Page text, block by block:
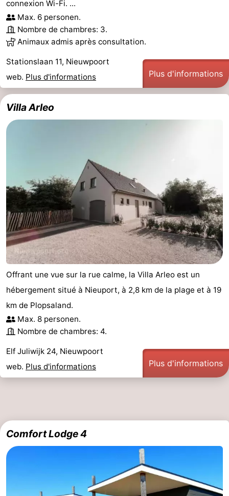
connexion Wi-Fi. ...
Max. 6 personen.
Nombre de chambres: 3.
Animaux admis après consultation.
Stationslaan 11, Nieuwpoort
web. Plus d'informations Plus d'informations
Villa Arleo
Offrant une vue sur la rue calme, la Villa Arleo est un
hébergement situé à Nieuport, à 2,8 km de la plage et à 19
km de Plopsaland.
Max. 8 personen.
Nombre de chambres: 4.
Elf Juliwijk 24, Nieuwpoort
web. Plus d'informations Plus d'informations
Comfort Lodge 4